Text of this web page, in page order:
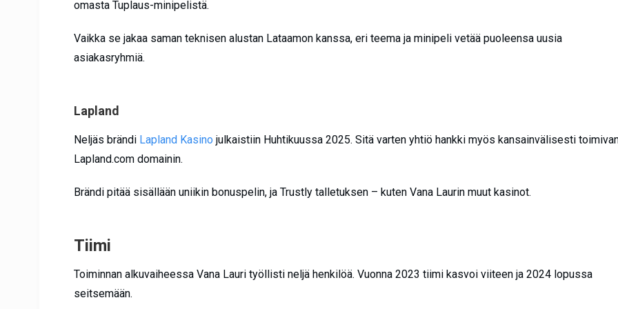
omasta Tuplaus-minipelistä.
Vaikka se jakaa saman teknisen alustan Lataamon kanssa, eri teema ja minipeli vetää puoleensa uusia
asiakasryhmiä.
Lapland
Neljäs brändi Lapland Kasino julkaistiin Huhtikuussa 2025. Sitä varten yhtiö hankki myös kansainvälisesti
Lapland.com domainin.
Brändi pitää sisällään uniikin bonuspelin, ja Trustly talletuksen – kuten Vana Laurin muut kasinot.
Tiimi
Toiminnan alkuvaiheessa Vana Lauri työllisti neljä henkilöä. Vuonna 2023 tiimi kasvoi viiteen ja 2024 lopussa
seitsemään.